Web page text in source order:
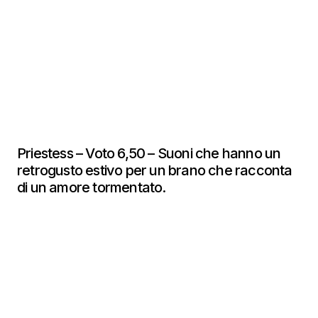
Priestess – Voto 6,50 – Suoni che hanno un
retrogusto estivo per un brano che racconta
di un amore tormentato.